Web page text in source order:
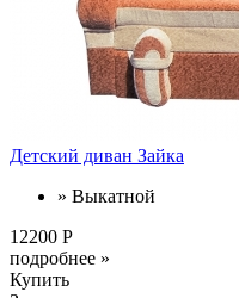
Детский диван Зайка
» Выкатной
12200 Р
подробнее »
Купить